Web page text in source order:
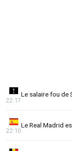
Le salaire fou de
22:17
Le Real Madrid
22:10